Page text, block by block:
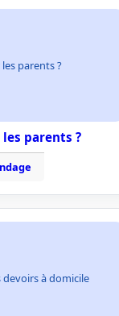
parents ?
parents ?
à domicile